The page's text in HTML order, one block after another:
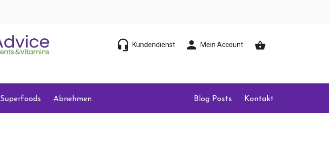
Kundendienst Mein Account
Superfoods Abnehmen Blog Posts Kontakt